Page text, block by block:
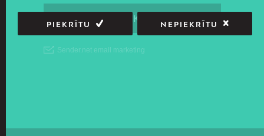
PIEKRĪTU NEPIEKRĪTU